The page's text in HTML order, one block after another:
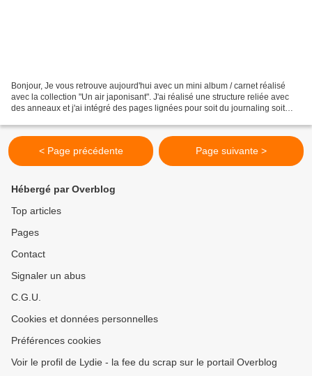
Bonjour, Je vous retrouve aujourd'hui avec un mini album / carnet réalisé
avec la collection "Un air japonisant". J'ai réalisé une structure reliée avec
des anneaux et j'ai intégré des pages lignées pour soit du journaling soit
< Page précédente Page suivante >
Hébergé par Overblog
Top articles
Pages
Contact
Signaler un abus
C.G.U.
Cookies et données personnelles
Préférences cookies
Voir le profil de Lydie - la fee du scrap sur le portail Overblog